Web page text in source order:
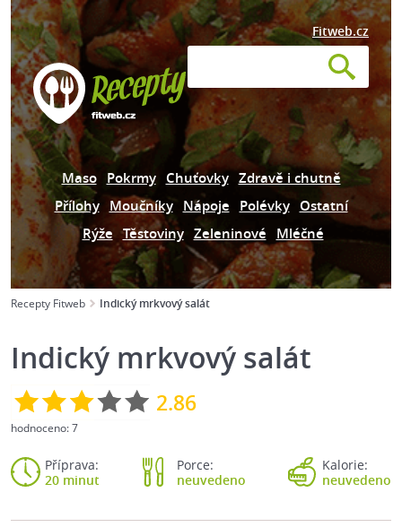
Fitweb.cz
Maso Pokrmy Chuťovky Zdravě i chutně
Přílohy Moučníky Nápoje Polévky Ostatní
Rýže Těstoviny Zeleninové Mléčné
Recepty Fitweb Indický mrkvový salát
Indický mrkvový salát
2.86
hodnoceno:7
Příprava:
20 minut
Porce:
neuvedeno
Kalorie:
neuvedeno